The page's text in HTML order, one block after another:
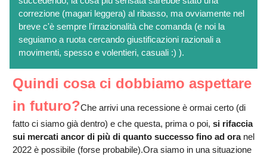
correzione (magari leggera) al ribasso, ma ovviamente nel
breve c'è sempre l'irrazionalità che comanda (e noi la
seguiamo a ruota cercando giustificazioni razionali a
movimenti, spesso e volentieri, casuali :) ).
Quindi cosa ci dobbiamo aspettare
in futuro?Che arrivi una recessione è ormai certo (di
fatto ci siamo già dentro) e che questa, prima o poi, si rifaccia
sui mercati ancor di più di quanto successo fino ad oranel
2022 è possibile (forse probabile).Ora siamo in una situazione